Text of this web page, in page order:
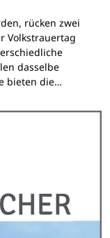
rücken zwei
Volkstrauertag
dasselbe
bieten die…